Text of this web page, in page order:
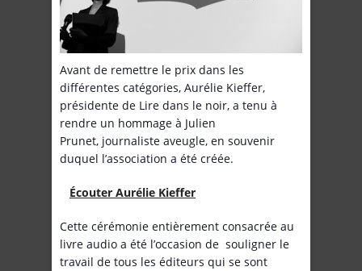
Avant de remettre le prix dans les
différentes catégories, Aurélie Kieffer,
présidente de Lire dans le noir, a tenu à
rendre un hommage à Julien
Prunet, journaliste aveugle, en souvenir
duquel l’association a été créée.
Écouter Aurélie Kieffer
Cette cérémonie entièrement consacrée au
livre audio a été l’occasion de souligner le
travail de tous les éditeurs qui se sont